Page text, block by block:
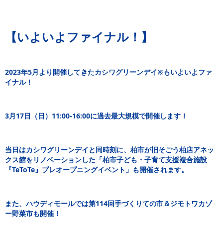
【いよいよファイナル！】
2023年5月より開催してきたカシワグリーンデイ※もいよいよファ
イナル！
3月17日（日）11:00-16:00に過去最大規模で開催します！
当日はカシワグリーンデイと同時刻に、柏市が旧そごう柏店アネッ
クス館をリノベーションした「柏市子ども・子育て支援複合施設
『TeToTe』プレオープニングイベント」も開催されます。
また、ハウディモールでは第114回手づくりての市＆ジモトワカゾ
ー野菜市も開催！